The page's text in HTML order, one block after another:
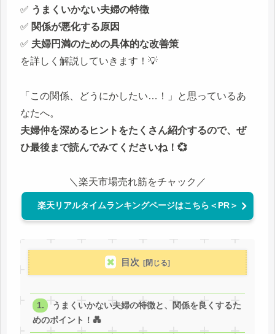
✅ うまくいかない夫婦の特徴
✅ 関係が悪化する原因
✅ 夫婦円満のための具体的な改善策
を詳しく解説していきます！💡
「この関係、どうにかしたい…！」と思っているあ
なたへ。
夫婦仲を深めるヒントをたくさん紹介するので、ぜ
ひ最後まで読んでみてくださいね！💞
＼楽天市場売れ筋をチャック／
楽天リアルタイムランキングページはこちら＜PR＞
目次
うまくいかない夫婦の特徴と、関係を良くするた
めのポイント！💑